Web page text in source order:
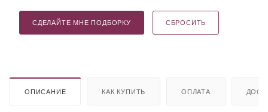
СДЕЛАЙТЕ МНЕ ПОДБОРКУ СБРОСИТЬ
ОПИСАНИЕ КАК КУПИТЬ ОПЛАТА